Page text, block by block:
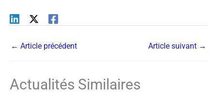
← Article précédent Article suivant →
Actualités Similaires